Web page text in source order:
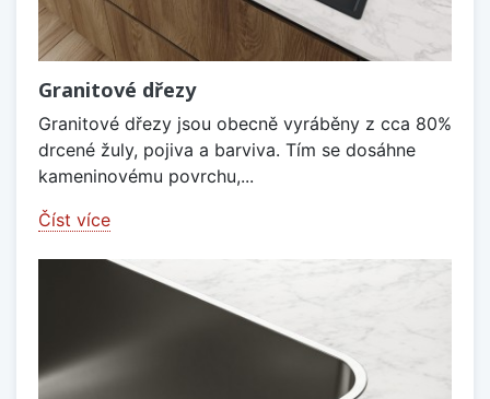
Granitové dřezy
Granitové dřezy jsou obecně vyráběny z cca 80%
drcené žuly, pojiva a barviva. Tím se dosáhne
kameninovému povrchu,...
Číst více